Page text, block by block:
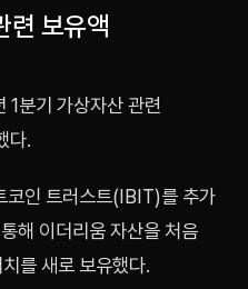
련 보유액
분기 가상자산 관련
다.
코인 트러스트(IBIT)를 추가
해 이더리움 자산을 처음
를 새로 보유했다.